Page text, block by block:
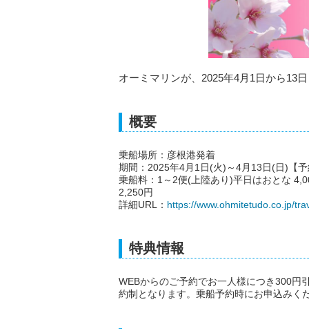
オーミマリンが、2025年4月1日から13
概要
乗船場所：彦根港発着
期間：2025年4月1日(火)～4月13日(日)【予
乗船料：1～2便(上陸あり)平日はおとな
2,250円
詳細URL： https://www.ohmitetudo.co.jp/
特典情報
WEBからのご予約でお一人様につき300円
約制となります。乗船予約時にお申込みく